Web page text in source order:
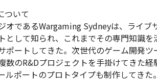
ついて
オであるWargaming Sydneyは、ライブ
として知られ、これまでその専門知識
ポートしてきた。次世代のゲーム開発
数のR&Dプロジェクトを手掛けてきた
ポートのプロトタイプも制作してきた。